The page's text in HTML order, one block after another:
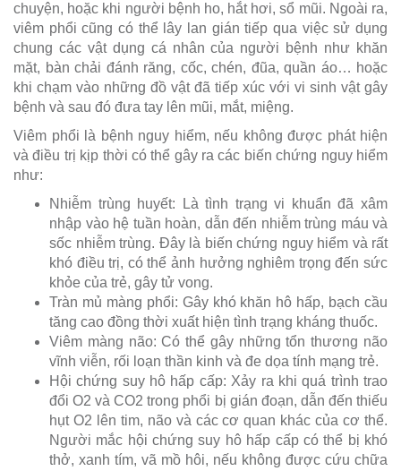
chuyện, hoặc khi người bệnh ho, hắt hơi, sổ mũi. Ngoài ra,
viêm phổi cũng có thể lây lan gián tiếp qua việc sử dụng
chung các vật dụng cá nhân của người bệnh như khăn
mặt, bàn chải đánh răng, cốc, chén, đũa, quần áo… hoặc
khi chạm vào những đồ vật đã tiếp xúc với vi sinh vật gây
bệnh và sau đó đưa tay lên mũi, mắt, miệng.
Viêm phổi là bệnh nguy hiểm, nếu không được phát hiện
và điều trị kịp thời có thể gây ra các biến chứng nguy hiểm
như:
Nhiễm trùng huyết: Là tình trạng vi khuẩn đã xâm
nhập vào hệ tuần hoàn, dẫn đến nhiễm trùng máu và
sốc nhiễm trùng. Đây là biến chứng nguy hiểm và rất
khó điều trị, có thể ảnh hưởng nghiêm trọng đến sức
khỏe của trẻ, gây tử vong.
Tràn mủ màng phổi: Gây khó khăn hô hấp, bạch cầu
tăng cao đồng thời xuất hiện tình trạng kháng thuốc.
Viêm màng não: Có thể gây những tổn thương não
vĩnh viễn, rối loạn thần kinh và đe dọa tính mạng trẻ.
Hội chứng suy hô hấp cấp: Xảy ra khi quá trình trao
đổi O2 và CO2 trong phổi bị gián đoạn, dẫn đến thiếu
hụt O2 lên tim, não và các cơ quan khác của cơ thể.
Người mắc hội chứng suy hô hấp cấp có thể bị khó
thở, xanh tím, vã mồ hôi, nếu không được cứu chữa